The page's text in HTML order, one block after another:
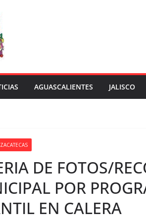
AGUASCALIENTES JALISCO
ZACATECAS
DE FOTOS/
POR
EN CALERA